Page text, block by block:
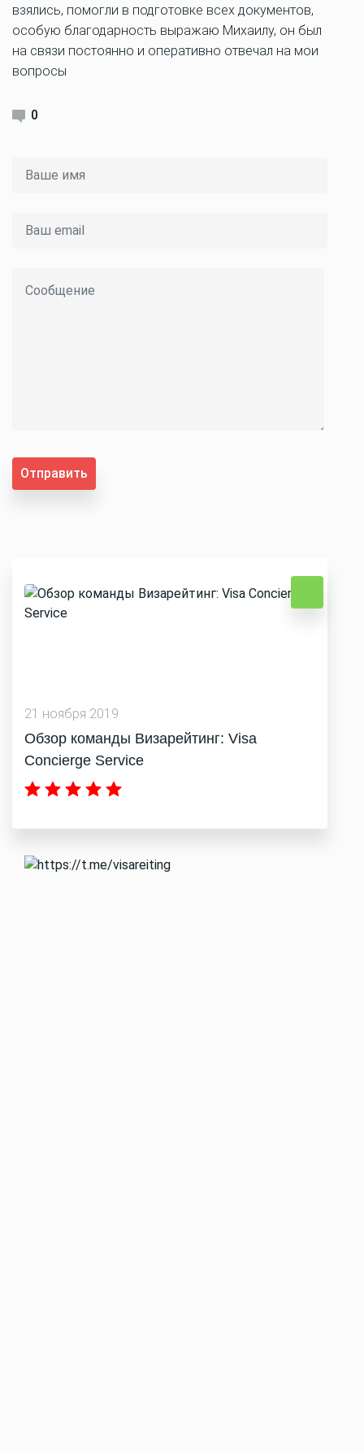
взялись, помогли в подготовке всех документов,
особую благодарность выражаю Михаилу, он был
на связи постоянно и оперативно отвечал на мои
вопросы
0
Отправить
21 ноября 2019
Обзор команды Визарейтинг: Visa
Concierge Service